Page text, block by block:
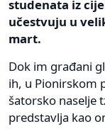
studenata iz
učestvuju u
mart.
Dok im građani
ih, u Pionirskom
šatorsko naselje
predstavlja kao